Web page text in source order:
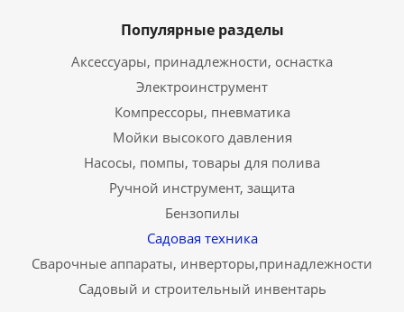
Популярные разделы
Аксессуары, принадлежности, оснастка
Электроинструмент
Компрессоры, пневматика
Мойки высокого давления
Насосы, помпы, товары для полива
Ручной инструмент, защита
Бензопилы
Садовая техника
Сварочные аппараты, инверторы,принадлежности
Садовый и строительный инвентарь